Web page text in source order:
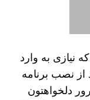
نیازی به وارد
از نصب برنامه
دلخواهتون